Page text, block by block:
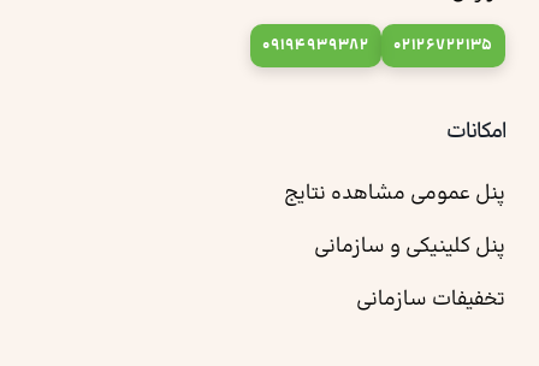
02126722135
09194939382
امکانات
پنل عمومی مشاهده نتایج
پنل کلینیکی و سازمانی
تخفیفات سازمانی